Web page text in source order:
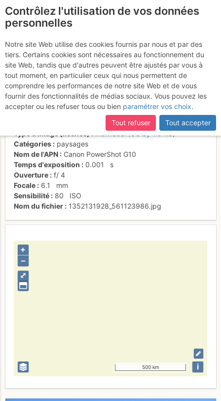
certaines pages ne sont plus accessibles, manquantes ou
incomplètes, déconnectez-vous puis reconnectez-vous à votre
compte sur le site.
La dent, vue du
château...
Activités
Date/heure
Laurent DUPONT
individuel (CC by-nc-nd)
Catégories
paysages
Nom de l'APN
Canon PowerShot G10
Temps d'exposition
0.001
s
Ouverture
f/ 4
Focale
6.1
mm
Sensibilité
80
ISO
Nom du fichier
1352131928_561123986.jpg
⤢
+
–
500 km i
Contrôlez l'utilisation de vos données
personnelles
Notre site Web utilise des cookies fournis par nous et par des
tiers. Certains cookies sont nécessaires au fonctionnement du
site Web, tandis que d'autres peuvent être ajustés par vous à
tout moment, en particulier ceux qui nous permettent de
comprendre les performances de notre site Web et de vous
fournir des fonctionnalités de médias sociaux. Vous pouvez les
accepter ou les refuser tous ou bien paramétrer vos choix.
Tout refuser
Tout accepter